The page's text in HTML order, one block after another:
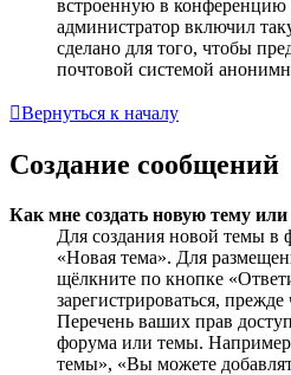
встроенную в конференцию
администратор включил
сделано для того, чтобы
почтовой системой
Вернуться к началу
Создание сообщений
Как мне создать новую тему
Для создания новой темы в
«Новая тема». Для
щёлкните по кнопке
зарегистрироваться,
Перечень ваших прав
форума или темы.
темы», «Вы можете